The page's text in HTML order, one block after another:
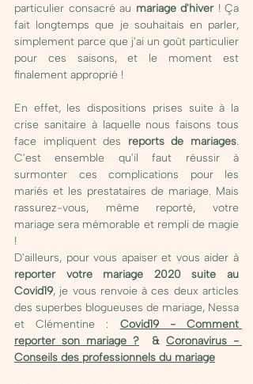
particulier consacré au mariage d'hiver ! Ça
fait longtemps que je souhaitais en parler,
simplement parce que j'ai un goût particulier
pour ces saisons, et le moment est
finalement approprié !
En effet, les dispositions prises suite à la
crise sanitaire à laquelle nous faisons tous
face impliquent des reports de mariages.
C'est ensemble qu'il faut réussir à
surmonter ces complications pour les
mariés et les prestataires de mariage. Mais
rassurez-vous, même reporté, votre
mariage sera mémorable et rempli de magie
!
reporter votre mariage 2020 suite au
Covid19, je vous renvoie à ces deux articles
des superbes blogueuses de mariage, Nessa
et Clémentine : Covid19 - Comment
reporter son mariage ?
  &
Coronavirus -
Conseils des professionnels du mariage